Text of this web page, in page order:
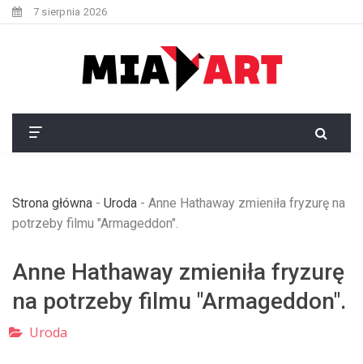
7 sierpnia 2026
Strona główna - Uroda - Anne Hathaway zmieniła fryzurę na
potrzeby filmu "Armageddon".
Anne Hathaway zmieniła fryzurę
na potrzeby filmu "Armageddon".
Uroda